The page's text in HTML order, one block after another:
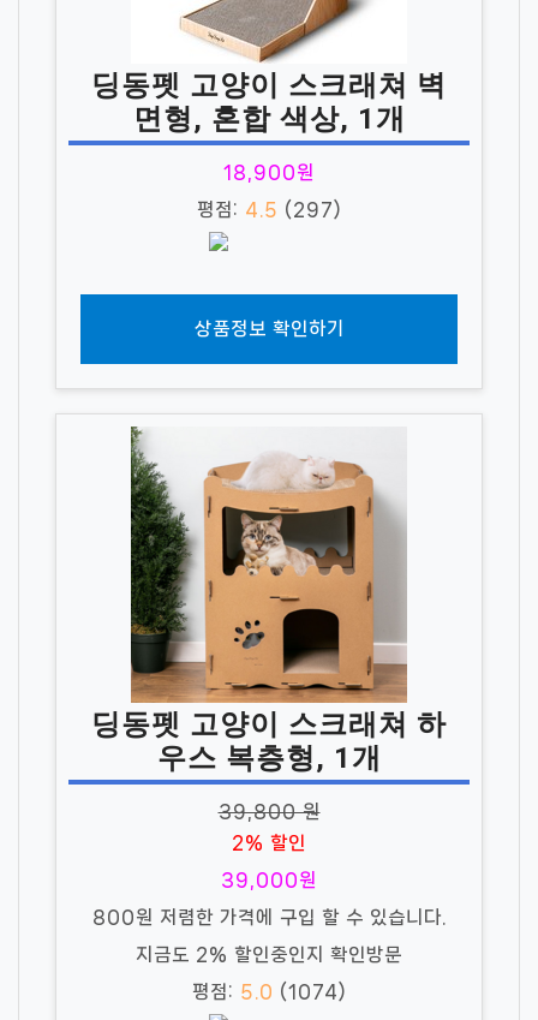
딩동펫 고양이 스크래쳐 벽
면형, 혼합 색상, 1개
18,900원
평점: 4.5 (297)
상품정보 확인하기
딩동펫 고양이 스크래쳐 하
우스 복층형, 1개
39,800 원
2% 할인
39,000원
800원 저렴한 가격에 구입 할 수 있습니다.
지금도 2% 할인중인지 확인방문
평점: 5.0 (1074)